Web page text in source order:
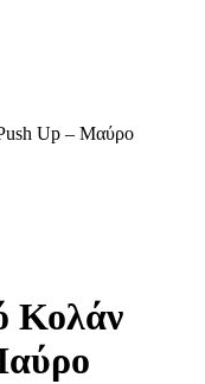
Up – Μαύρο
Κολάν